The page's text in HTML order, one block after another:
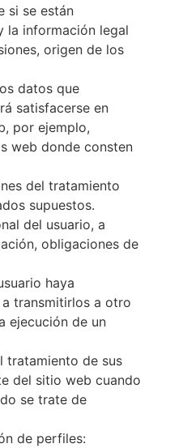
si se están
la información legal
origen de los
datos que
satisfacerse en
por ejemplo,
web donde consten
del tratamiento
supuestos.
del usuario, a
obligaciones de
haya
transmitirlos a otro
ejecución de un
tratamiento de sus
del sitio web cuando
se trate de
de perfiles: